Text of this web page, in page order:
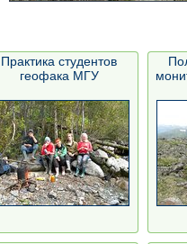
Практика студентов
геофака МГУ